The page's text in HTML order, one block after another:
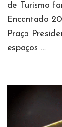
de Turismo
Encantado
Praça
espaços …